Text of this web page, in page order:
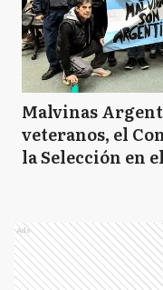
Malvinas
veteranos, el
la Selección en
Ads